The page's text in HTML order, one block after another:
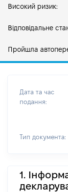
Високий ризик:
Відповідальне
Пройшла
Дата та час
подання:
Тип документа:
1.